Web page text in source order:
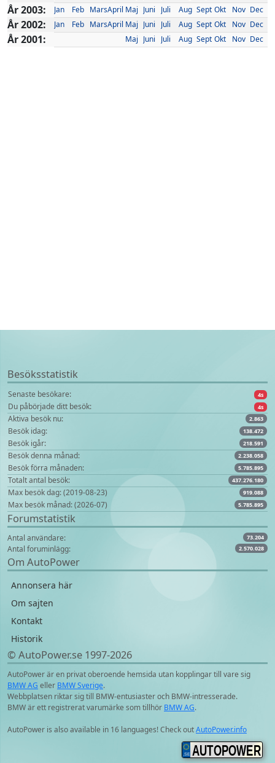
År 2003: Jan Feb MarsApril Maj Juni Juli Aug Sept Okt Nov Dec
År 2002: Jan Feb MarsApril Maj Juni Juli Aug Sept Okt Nov Dec
År 2001: Maj Juni Juli Aug Sept Okt Nov Dec
Besöksstatistik
Senaste besökare: 9s
Du påbörjade ditt besök: 9s
Aktiva besök nu: 2.863
Besök idag: 138.472
Besök igår: 218.591
Besök denna månad: 2.238.058
Besök förra månaden: 5.785.895
Totalt antal besök: 437.276.180
Max besök dag: (2019-08-23) 919.088
Max besök månad: (2026-07) 5.785.895
Forumstatistik
Antal användare: 73.204
Antal foruminlägg: 2.570.028
Om AutoPower
Annonsera här
Om sajten
Kontakt
Historik
© AutoPower.se 1997‑2026
AutoPower är en privat oberoende hemsida utan kopplingar till vare sig
BMW AG eller BMW Sverige.
Webbplatsen riktar sig till BMW-entusiaster och BMW-intresserade.
BMW är ett registrerat varumärke som tillhör BMW AG.
AutoPower is also available in 16 languages! Check outAutoPower.info
AUTOPOWER